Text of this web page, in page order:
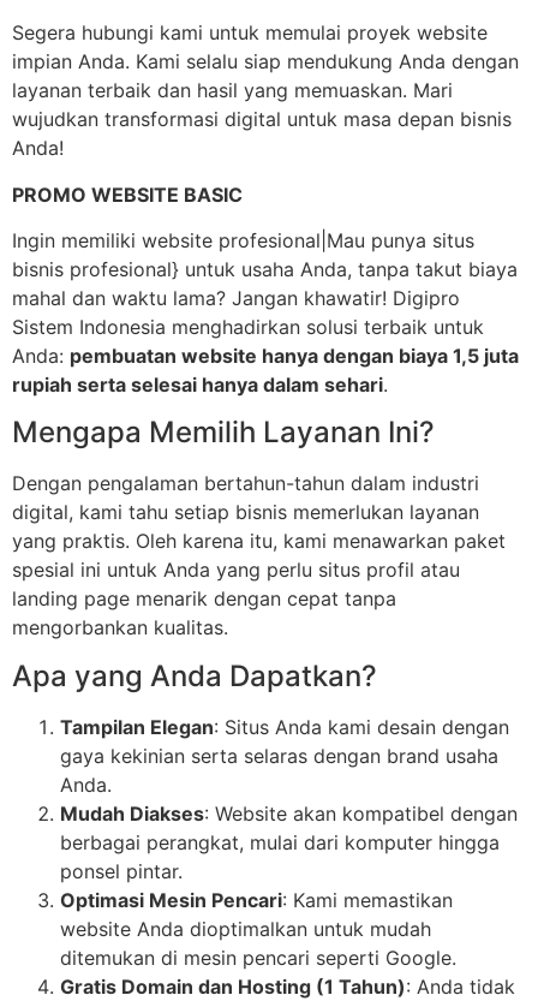
Segera hubungi kami untuk memulai proyek website
impian Anda. Kami selalu siap mendukung Anda dengan
layanan terbaik dan hasil yang memuaskan. Mari
wujudkan transformasi digital untuk masa depan bisnis
Anda!
PROMO WEBSITE BASIC
Ingin memiliki website profesional|Mau punya situs
bisnis profesional} untuk usaha Anda, tanpa takut biaya
mahal dan waktu lama? Jangan khawatir! Digipro
Sistem Indonesia menghadirkan solusi terbaik untuk
Anda: pembuatan website hanya dengan biaya 1,5 juta
rupiah serta selesai hanya dalam sehari.
Mengapa Memilih Layanan Ini?
Dengan pengalaman bertahun-tahun dalam industri
digital, kami tahu setiap bisnis memerlukan layanan
yang praktis. Oleh karena itu, kami menawarkan paket
spesial ini untuk Anda yang perlu situs profil atau
landing page menarik dengan cepat tanpa
mengorbankan kualitas.
Apa yang Anda Dapatkan?
Tampilan Elegan: Situs Anda kami desain dengan
gaya kekinian serta selaras dengan brand usaha
Anda.
Mudah Diakses: Website akan kompatibel dengan
berbagai perangkat, mulai dari komputer hingga
ponsel pintar.
Optimasi Mesin Pencari: Kami memastikan
website Anda dioptimalkan untuk mudah
ditemukan di mesin pencari seperti Google.
Gratis Domain dan Hosting (1 Tahun): Anda tidak